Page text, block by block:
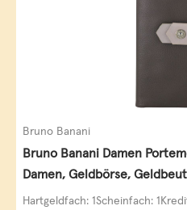
Bruno Banani
Bruno Banani Damen
Damen, Geldbörse,
Leder
Hartgeldfach: 1Scheinfach: